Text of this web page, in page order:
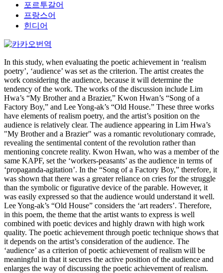
포르투갈어
프랑스어
힌디어
In this study, when evaluating the poetic achievement in ‘realism
poetry’, ‘audience’ was set as the criterion. The artist creates the
work considering the audience, because it will determine the
tendency of the work. The works of the discussion include Lim
Hwa’s “My Brother and a Brazier,” Kwon Hwan’s “Song of a
Factory Boy,” and Lee Yong-ak’s “Old House.” These three works
have elements of realism poetry, and the artist’s position on the
audience is relatively clear. The audience appearing in Lim Hwa’s
"My Brother and a Brazier" was a romantic revolutionary comrade,
revealing the sentimental content of the revolution rather than
mentioning concrete reality. Kwon Hwan, who was a member of the
same KAPF, set the ‘workers-peasants’ as the audience in terms of
‘propaganda-agitation’. In the “Song of a Factory Boy,” therefore, it
was shown that there was a greater reliance on cries for the struggle
than the symbolic or figurative device of the parable. However, it
was easily expressed so that the audience would understand it well.
Lee Yong‐ak’s “Old House” considers the ‘art readers’. Therefore,
in this poem, the theme that the artist wants to express is well
combined with poetic devices and highly drawn with high work
quality. The poetic achievement through poetic technique shows that
it depends on the artist’s consideration of the audience. The
‘audience’ as a criterion of poetic achievement of realism will be
meaningful in that it secures the active position of the audience and
enlarges the way of discussing the poetic achievement of realism.